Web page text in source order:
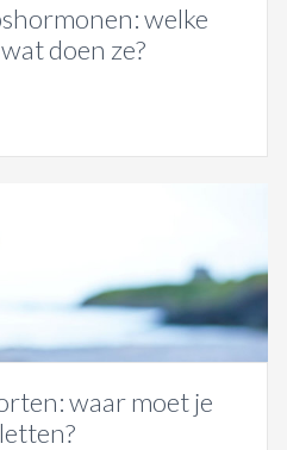
welke
doen ze?
waar moet je